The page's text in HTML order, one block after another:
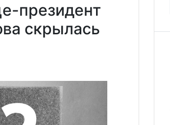
президент
скрылась